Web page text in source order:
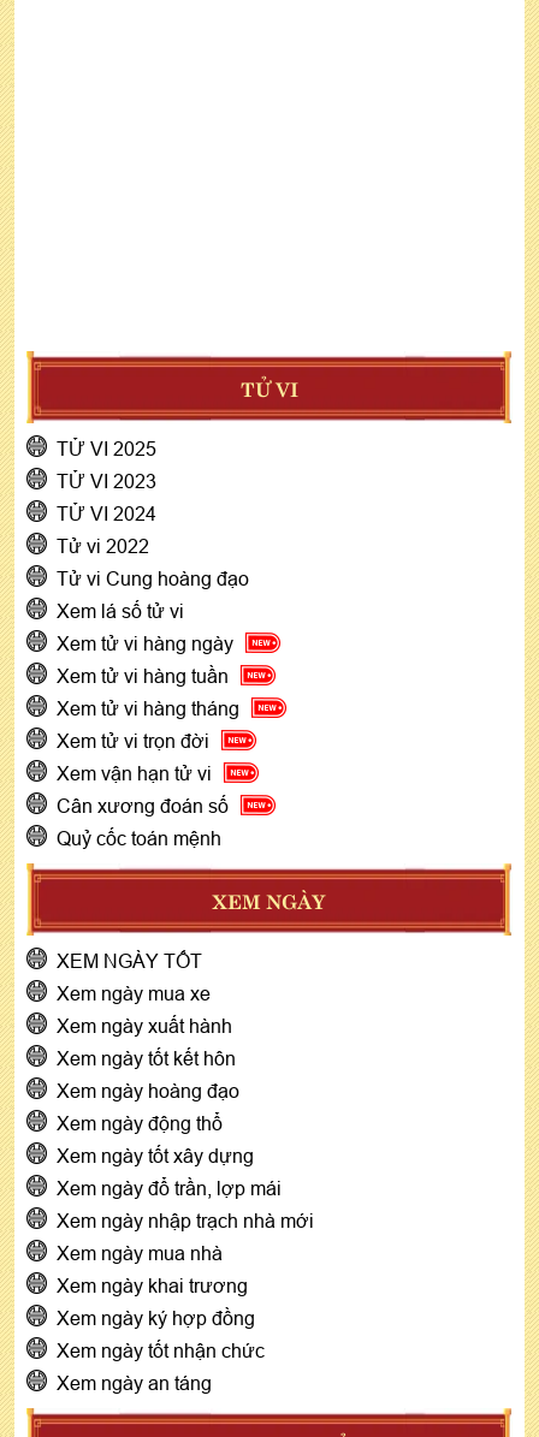
TỬ VI
TỬ VI 2025
TỬ VI 2023
TỬ VI 2024
Tử vi 2022
Tử vi Cung hoàng đạo
Xem lá số tử vi
Xem tử vi hàng ngày
Xem tử vi hàng tuần
Xem tử vi hàng tháng
Xem tử vi trọn đời
Xem vận hạn tử vi
Cân xương đoán số
Quỷ cốc toán mệnh
XEM NGÀY
XEM NGÀY TỐT
Xem ngày mua xe
Xem ngày xuất hành
Xem ngày tốt kết hôn
Xem ngày hoàng đạo
Xem ngày động thổ
Xem ngày tốt xây dựng
Xem ngày đổ trần, lợp mái
Xem ngày nhập trạch nhà mới
Xem ngày mua nhà
Xem ngày khai trương
Xem ngày ký hợp đồng
Xem ngày tốt nhận chức
Xem ngày an táng